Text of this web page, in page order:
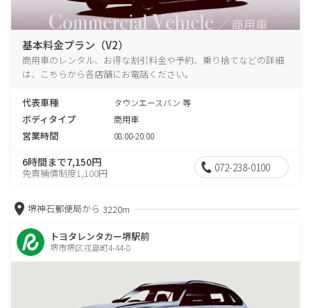
基本料金プラン（V2）
商用車のレンタル、お得な割引料金や予約、乗り捨てなどの詳細
は、こちらから各店舗にお電話ください。
代表車種 タウンエースバン 等
ボディタイプ 商用車
営業時間 08:00-20:00
6時間まで7,150円
免責補償制度1,100円 072-238-0100
堺神石郵便局から 3220m
トヨタレンタカー堺駅前
堺市堺区戎島町4-44-8